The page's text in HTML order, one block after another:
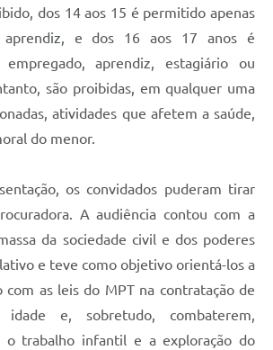
dos 14 aos 15 é permitido apenas
aprendiz, e dos 16 aos 17 anos é
aprendiz, estagiário ou
são proibidas, em qualquer uma
atividades que afetem a saúde,
do menor.
os convidados puderam tirar
A audiência contou com a
da sociedade civil e dos poderes
e teve como objetivo orientá-los a
com as leis do MPT na contratação de
e, sobretudo, combaterem,
o trabalho infantil e a exploração do